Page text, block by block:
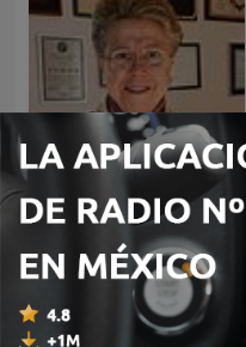
Rosa Argentina Rivas
Lacayo